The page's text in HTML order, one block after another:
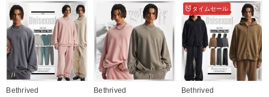
Bethrived Bethrived
タイムセール
Bethrived